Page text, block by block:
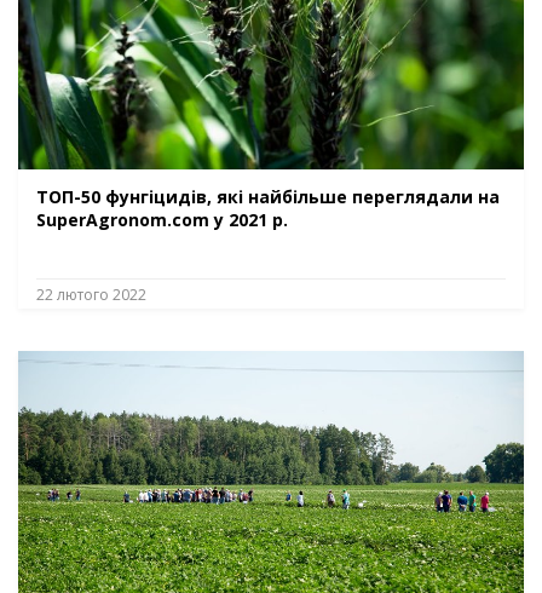
ТОП-50 фунгіцидів, які найбільше переглядали на
SuperAgronom.com у 2021 р.
22 лютого 2022